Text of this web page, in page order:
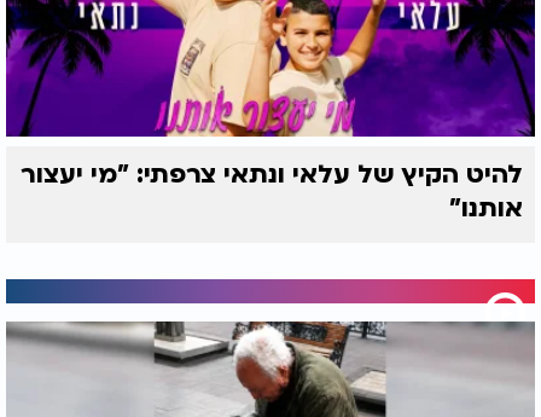
להיט הקיץ של עלאי ונתאי צרפתי: "מי יעצור
אותנו"